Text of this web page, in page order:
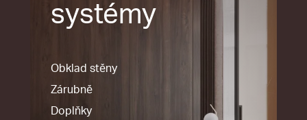
systémy
Obklad stěny
Zárubně
Doplňky